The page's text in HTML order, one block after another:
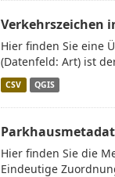
Verkehrszeichen
Hier finden Sie eine
(Datenfeld: Art) ist
CSV QGIS
Hier finden Sie die
Eindeutige